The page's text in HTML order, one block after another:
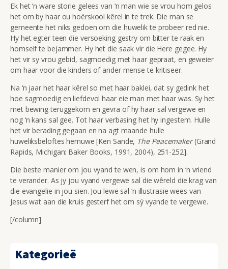
Ek het ‘n ware storie gelees van ‘n man wie se vrou hom gelos
het om by haar ou hoërskool kêrel in te trek. Die man se
gemeente het niks gedoen om die huwelik te probeer red nie.
Hy het egter teen die versoeking gestry om bitter te raak en
homself te bejammer. Hy het die saak vir die Here gegee. Hy
het vir sy vrou gebid, sagmoedig met haar gepraat, en geweier
om haar voor die kinders of ander mense te kritiseer.
Na ‘n jaar het haar kêrel so met haar baklei, dat sy gedink het
hoe sagmoedig en liefdevol haar eie man met haar was. Sy het
met bewing teruggekom en gevra of hy haar sal vergewe en
nog ‘n kans sal gee. Tot haar verbasing het hy ingestem. Hulle
het vir berading gegaan en na agt maande hulle
huweliksbeloftes hernuwe [Ken Sande, The Peacemaker(Grand
Rapids, Michigan: Baker Books, 1991, 2004), 251-252].
Die beste manier om jou vyand te wen, is om hom in ‘n vriend
te verander. As jy jou vyand vergewe sal die wêreld die krag van
die evangelie in jou sien. Jou lewe sal ‘n illustrasie wees van
Jesus wat aan die kruis gesterf het om sý vyande te vergewe.
[/column]
Kategorieë